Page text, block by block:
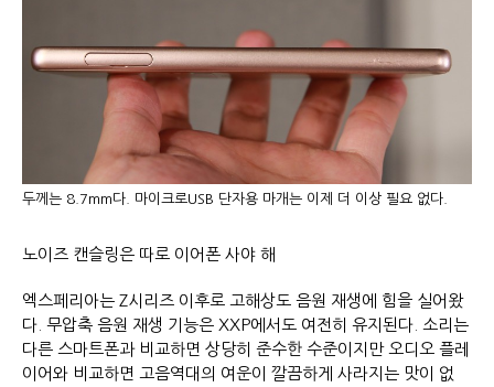
두께는 8.7mm다. 마이크로USB 단자용 마개는 이제 더 이상 필요 없다.
노이즈 캔슬링은 따로 이어폰 사야 해
엑스페리아는 Z시리즈 이후로 고해상도 음원 재생에 힘을 실어왔
다. 무압축 음원 재생 기능은 XXP에서도 여전히 유지된다. 소리는
다른 스마트폰과 비교하면 상당히 준수한 수준이지만 오디오 플레
이어와 비교하면 고음역대의 여운이 깔끔하게 사라지는 맛이 없